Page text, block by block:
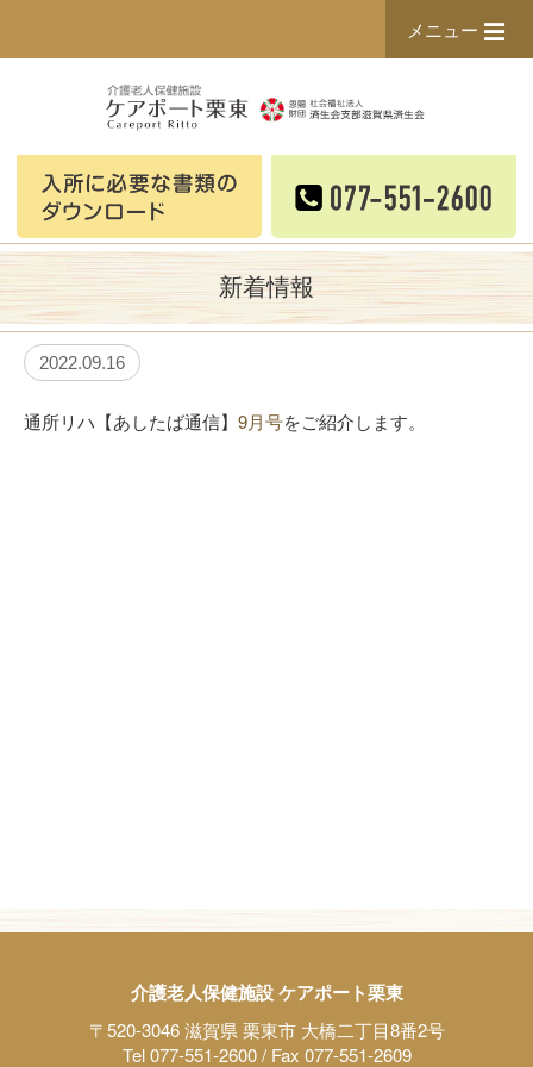
メニュー
新着情報
2022.09.16
通所リハ【あしたば通信】 9月号をご紹介します。
介護老人保健施設 ケアポート栗東
〒520-3046 滋賀県 栗東市 大橋二丁目8番2号
Tel 077-551-2600 / Fax 077-551-2609